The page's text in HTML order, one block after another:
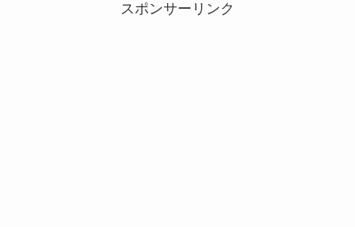
スポンサーリンク